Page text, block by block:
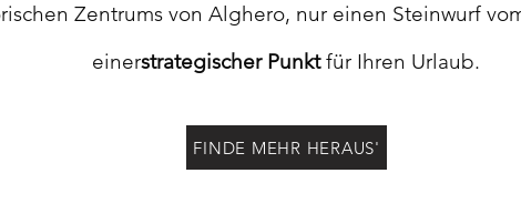
Zentrums von Alghero, nur einen Steinwurf
einerstrategischer Punktfür Ihren Urlaub.
FINDE MEHR HERAUS'